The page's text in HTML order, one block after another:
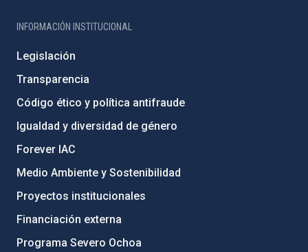
INFORMACIÓN INSTITUCIONAL
Legislación
Transparencia
Código ético y política antifraude
Igualdad y diversidad de género
Forever IAC
Medio Ambiente y Sostenibilidad
Proyectos institucionales
Financiación externa
Programa Severo Ochoa